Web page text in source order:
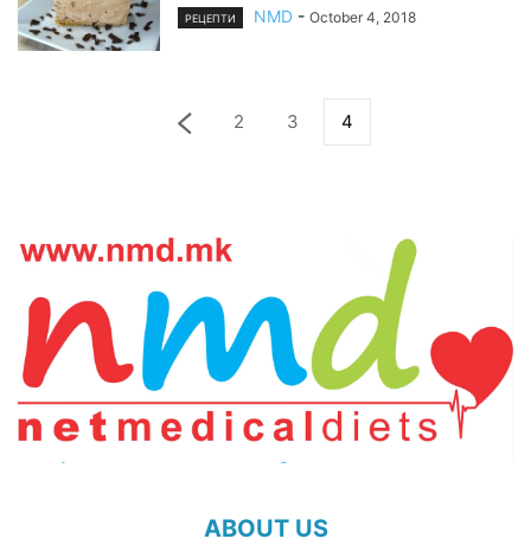
РЕЦЕПТИ NMD - October 4, 2018
2 3 4
ABOUT US